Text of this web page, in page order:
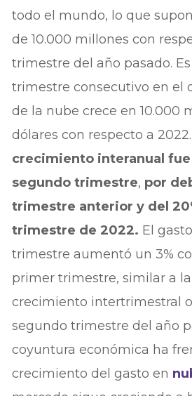
todo el mundo, lo que
de 10.000 millones con
trimestre del año pasado.
trimestre consecutivo en el
de la nube crece en 10.000
dólares con respecto a 2022.
crecimiento interanual fue
segundo trimestre, por
trimestre anterior y del
trimestre de 2022. El
trimestre aumentó un 3%
primer trimestre, similar a
crecimiento intertrimestral
segundo trimestre del año
coyuntura económica ha
crecimiento del gasto en